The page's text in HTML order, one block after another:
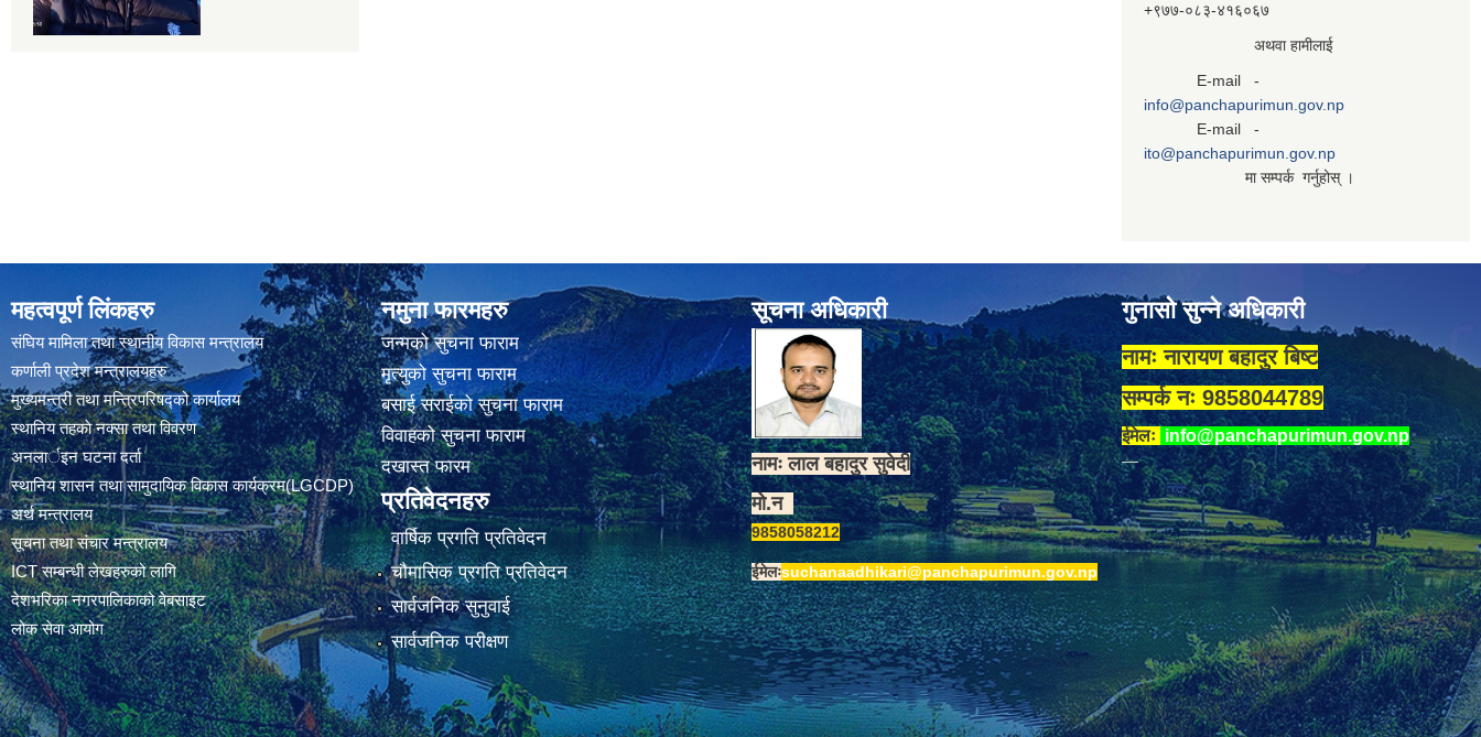
+९७७-०८३‍-४१६०६७
अथवा हामीलाई
E-mail -
info@panchapurimun.gov.np
E-mail -
ito@panchapurimun.gov.np
मा सम्पर्क गर्नुहोस् ।
महत्वपूर्ण लिंकहरु
संघिय मामिला तथा स्थानीय विकास मन्त्रालय
कर्णाली प्रदेश मन्त्रालयहरु
मुख्यमन्त्री तथा मन्त्रिपरिषद्को कार्यालय
स्थानिय तहकाे नक्सा तथा विवरण
अनलार्इन घटना दर्ता
स्थानिय शासन तथा सामुदायिक विकास कार्यक्रम(LGCDP)
अर्थ मन्त्रालय
सूचना तथा संचार मन्त्रालय
ICT सम्बन्धी लेखहरुको लागि
देशभरिका नगरपालिकाको वेबसाइट
लोक सेवा आयोग
नमुना फारमहरु
जन्मको सुचना फाराम
मृत्युको सुचना फाराम
बसाई सराईको सुचना फाराम
विवाहको सुचना फाराम
दखास्त फारम
प्रतिवेदनहरु
वार्षिक प्रगति प्रतिवेदन
चौमासिक प्रगति प्रतिवेदन
सार्वजनिक सुनुवाई
सार्वजनिक परीक्षण
सूचना अधिकारी
नामः लाल बहादुर सुवेदी
मो.न
9858058212
ईमेलःsuchanaadhikari@panchapurimun.gov.np
गुनासो सुन्ने अधिकारी
नामः नारायण बहादुर बिष्ट
सम्पर्क नः 9858044789
ईमेलः info@panchapurimun.gov.np